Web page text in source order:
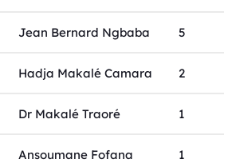
Jean Bernard Ngbaba 5
Hadja Makalé Camara 2
Dr Makalé Traoré 1
Ansoumane Fofana 1